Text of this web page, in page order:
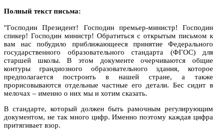
Полный текст письма:
"Господин Президент! Господин премьер-министр! Господин
спикер! Господин министр! Обратиться с открытым письмом к
вам нас побудило приближающееся принятие Федерального
государственного образовательного стандарта (ФГОС) для
старшей школы. В этом документе очерчиваются общие
контуры грандиозного образовательного здания, которое
предполагается построить в нашей стране, а также
прорисовываются отдельные частные его детали. Бес сидит в
мелочах – именно о них мы и хотим сказать.
В стандарте, который должен быть рамочным регулирующим
документом, не так много цифр. Именно поэтому каждая цифра
притягивает взор.